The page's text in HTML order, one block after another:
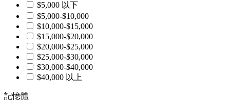
$5,000 以下
$5,000-$10,000
$10,000-$15,000
$15,000-$20,000
$20,000-$25,000
$25,000-$30,000
$30,000-$40,000
$40,000 以上
記憶體